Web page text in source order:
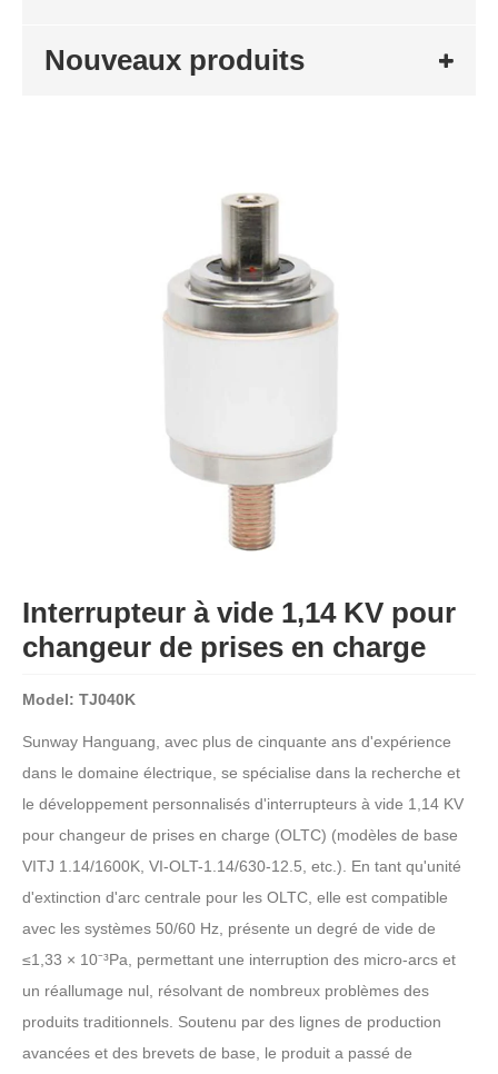
Nouveaux produits
Interrupteur à vide 1,14 KV pour
changeur de prises en charge
Model: TJ040K
Sunway Hanguang, avec plus de cinquante ans d'expérience
dans le domaine électrique, se spécialise dans la recherche et
le développement personnalisés d'interrupteurs à vide 1,14 KV
pour changeur de prises en charge (OLTC) (modèles de base
VITJ 1.14/1600K, VI-OLT-1.14/630-12.5, etc.). En tant qu'unité
d'extinction d'arc centrale pour les OLTC, elle est compatible
avec les systèmes 50/60 Hz, présente un degré de vide de
≤1,33 × 10⁻³Pa, permettant une interruption des micro-arcs et
un réallumage nul, résolvant de nombreux problèmes des
produits traditionnels. Soutenu par des lignes de production
avancées et des brevets de base, le produit a passé de